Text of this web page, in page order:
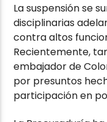
La suspensión se
disciplinarias
contra altos
Recientemente,
embajador de
por presuntos
participación en